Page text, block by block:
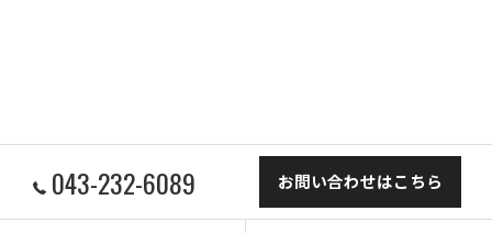
043-232-6089 お問い合わせはこちら